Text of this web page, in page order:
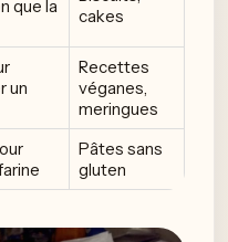
que la
cakes
un
Recettes
véganes,
meringues
Pâtes sans
gluten